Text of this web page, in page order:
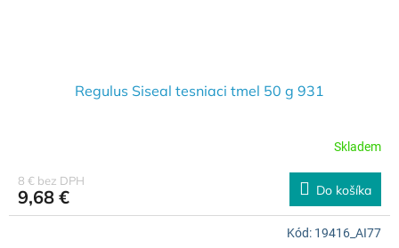
Regulus Siseal tesniaci tmel 50 g 931
Skladem
8 € bez DPH
9,68 € Do košíka
Kód: 19416_AI77